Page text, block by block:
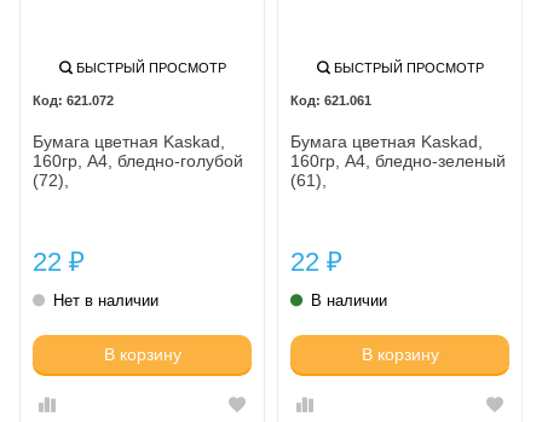
БЫСТРЫЙ ПРОСМОТР
621.072
Бумага цветная Kaskad,
160гр, А4, бледно-голубой
(72),
22 ₽
Нет в наличии
В корзину
БЫСТРЫЙ ПРОСМОТР
621.061
Бумага цветная Kaskad,
160гр, А4, бледно-зеленый
(61),
22 ₽
В наличии
В корзину